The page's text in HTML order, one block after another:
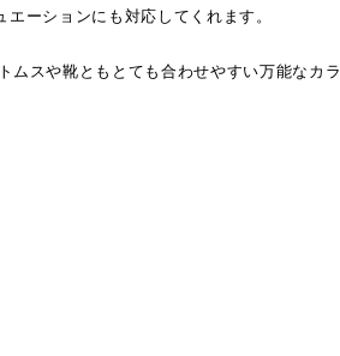
ーションにも対応してくれます。
スや靴ともとても合わせやすい万能なカラ